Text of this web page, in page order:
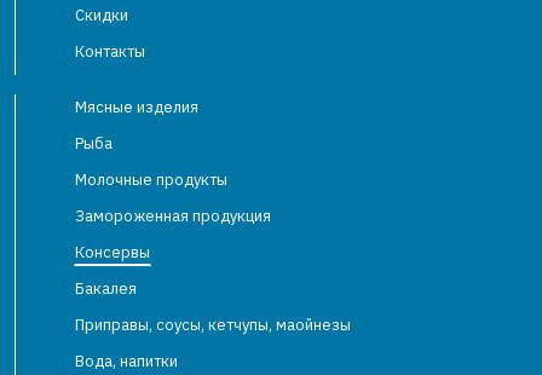
Скидки
Контакты
Мясные изделия
Рыба
Молочные продукты
Замороженная продукция
Консервы
Бакалея
Приправы, соусы, кетчупы, маойнезы
Вода, напитки